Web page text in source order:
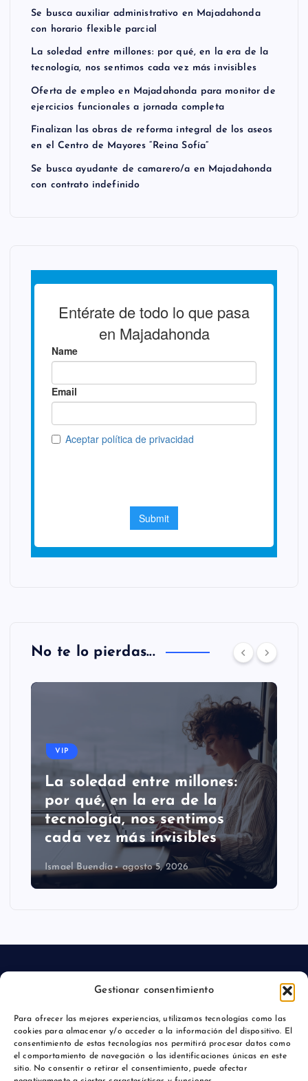
Gestionar consentimiento
Para ofrecer las mejores experiencias, utilizamos tecnologías como las
cookies para almacenar y/o acceder a la información del dispositivo. El
consentimiento de estas tecnologías nos permitirá procesar datos como
el comportamiento de navegación o las identificaciones únicas en este
sitio. No consentir o retirar el consentimiento, puede afectar
Se busca auxiliar administrativo en Majadahonda
con horario flexible parcial
La soledad entre millones: por qué, en la era de la
tecnología, nos sentimos cada vez más invisibles
Oferta de empleo en Majadahonda para monitor de
ejercicios funcionales a jornada completa
Finalizan las obras de reforma integral de los aseos
en el Centro de Mayores “Reina Sofía”
Se busca ayudante de camarero/a en Majadahonda
con contrato indefinido
No te lo pierdas...
VIP
La soledad entre millones:
por qué, en la era de la
tecnología, nos sentimos
cada vez más invisibles
Ismael Buendía agosto 5, 2026
Política de privacidad